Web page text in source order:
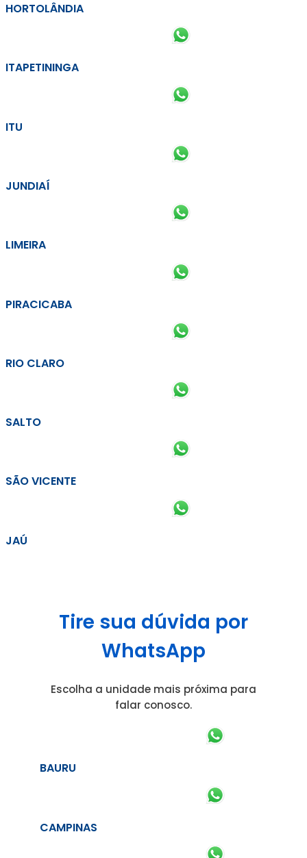
HORTOLÂNDIA
ITAPETININGA
ITU
JUNDIAÍ
LIMEIRA
PIRACICABA
RIO CLARO
SALTO
SÃO VICENTE
JAÚ
Tire sua dúvida por
WhatsApp
Escolha a unidade mais próxima para
falar conosco.
BAURU
CAMPINAS